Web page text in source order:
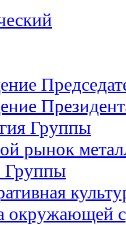
Группы
рынок
Группы
окружающей